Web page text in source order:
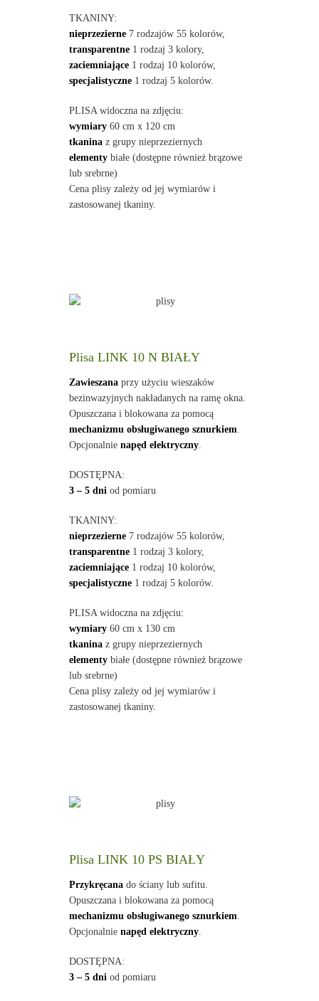
TKANINY:
nieprzezierne7 rodzajów 55 kolorów,
transparentne1 rodzaj 3 kolory,
zaciemniające1 rodzaj 10 kolorów,
specjalistyczne1 rodzaj 5 kolorów.
PLISA widoczna na zdjęciu:
wymiary60 cm x 120 cm
tkaninaz grupy nieprzeziernych
elementybiałe (dostępne również brązowe
lub srebrne)
Cena plisy zależy od jej wymiarów i
zastosowanej tkaniny.
Plisa LINK 10 N BIAŁY
Zawieszanaprzy użyciu wieszaków
bezinwazyjnych nakładanych na ramę okna.
Opuszczana i blokowana za pomocą
mechanizmu obsługiwanego sznurkiem.
Opcjonalnie napęd elektryczny.
DOSTĘPNA:
3 – 5 dniod pomiaru
TKANINY:
nieprzezierne7 rodzajów 55 kolorów,
transparentne1 rodzaj 3 kolory,
zaciemniające1 rodzaj 10 kolorów,
specjalistyczne1 rodzaj 5 kolorów.
PLISA widoczna na zdjęciu:
wymiary60 cm x 130 cm
tkaninaz grupy nieprzeziernych
elementybiałe (dostępne również brązowe
lub srebrne)
Cena plisy zależy od jej wymiarów i
zastosowanej tkaniny.
Plisa LINK 10 PS BIAŁY
Przykręcanado ściany lub sufitu.
Opuszczana i blokowana za pomocą
mechanizmu obsługiwanego sznurkiem.
Opcjonalnie napęd elektryczny.
DOSTĘPNA:
3 – 5 dniod pomiaru